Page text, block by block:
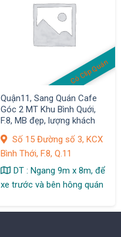
Có Clip Quán
Quận11, Sang Quán Cafe
Góc 2 MT Khu Bình Quới,
F.8, MB đẹp, lượng khách
Số 15 Đường số 3, KCX
Bình Thới, F.8, Q.11
DT : Ngang 9m x 8m, để
xe trước và bên hông quán